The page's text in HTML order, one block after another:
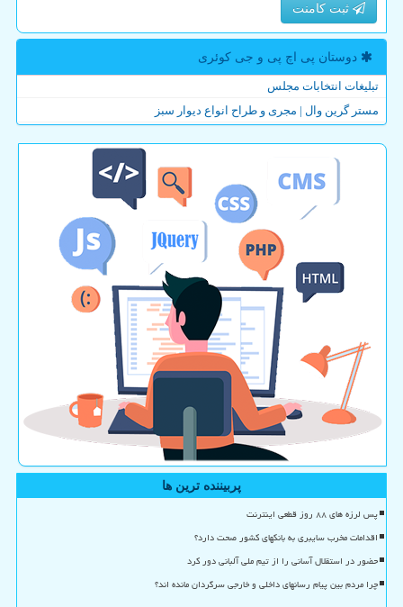
ثبت کامنت
دوستان پی اچ پی و جی كوئری
تبلیغات انتخابات مجلس
مستر گرین وال | مجری و طراح انواع دیوار سبز
پربیننده ترین ها
پس لرزه های ۸۸ روز قطعی اینترنت
اقدامات مخرب سایبری به بانکهای کشور صحت دارد؟
حضور در استقلال آسانی را از تیم ملی آلبانی دور کرد
چرا مردم بین پیام رسانهای داخلی و خارجی سرگردان مانده اند؟